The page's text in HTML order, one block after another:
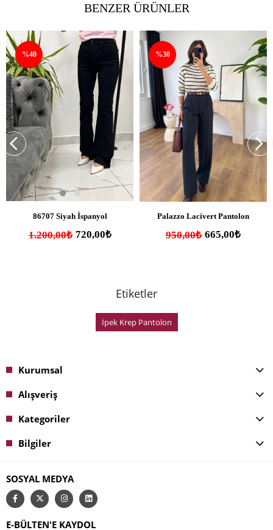
BENZER ÜRÜNLER
SEPETE EKLE
%40
86707 Siyah İspanyol
720,00₺
1.200,00₺
SEPETE EKLE
%30
Palazzo Lacivert Pantolon
665,00₺
950,00₺
Etiketler
İpek Krep Pantolon
Kurumsal
Alışveriş
Kategoriler
Bilgiler
SOSYAL MEDYA
E-BÜLTEN'E KAYDOL